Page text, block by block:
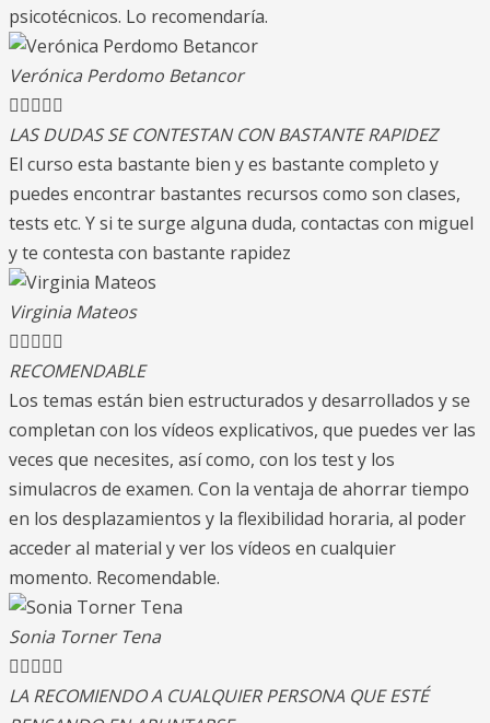
psicotécnicos. Lo recomendaría.
Verónica Perdomo Betancor

LAS DUDAS SE CONTESTAN CON BASTANTE RAPIDEZ
El curso esta bastante bien y es bastante completo y
puedes encontrar bastantes recursos como son clases,
tests etc. Y si te surge alguna duda, contactas con miguel
y te contesta con bastante rapidez
Virginia Mateos

RECOMENDABLE
Los temas están bien estructurados y desarrollados y se
completan con los vídeos explicativos, que puedes ver las
veces que necesites, así como, con los test y los
simulacros de examen. Con la ventaja de ahorrar tiempo
en los desplazamientos y la flexibilidad horaria, al poder
acceder al material y ver los vídeos en cualquier
momento. Recomendable.
Sonia Torner Tena

LA RECOMIENDO A CUALQUIER PERSONA QUE ESTÉ